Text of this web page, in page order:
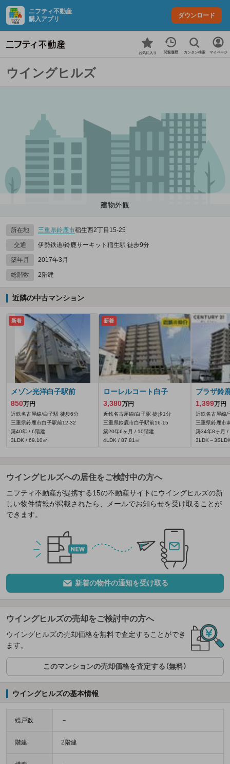
ニフティ不動産
購入アプリ
ダウンロード
お気に入り 閲覧履歴 カンタン検索 マイページ
ウイングヒルズ
建物外観
所在地 三重県鈴鹿市稲生西2丁目15-25
交通 伊勢鉄道/鈴鹿サーキット稲生駅 徒歩9分
築年月 2017年3月
総階数 2階建
近隣の中古マンション
新着
メゾン光洋白子駅前
850万円
近鉄名古屋線/白子駅 徒歩6分
三重県鈴鹿市白子駅前12-32
築40年 / 6階建
3LDK / 69.10㎡
新着
ローレルコート白子
3,380万円
近鉄名古屋線/白子駅 徒歩1分
三重県鈴鹿市白子駅前16-15
築20年6ヶ月 / 10階建
4LDK / 87.81㎡
プラザ鈴
1,399万円
近鉄名古屋線/
三重県鈴鹿市
築34年8ヶ月 /
3LDK～
ウイングヒルズへの居住をご検討中の方へ
ニフティ不動産が提携する15の不動産サイトにウイングヒルズの新
しい物件情報が掲載されたら、メールでお知らせを受け取ることが
できます。
新着の物件の通知を受け取る
ウイングヒルズの売却をご検討中の方へ
ウイングヒルズの売却価格を無料で査定することができ
ます。
このマンションの売却価格を査定する（無料）
ウイングヒルズの基本情報
総戸数 －
階建 2階建